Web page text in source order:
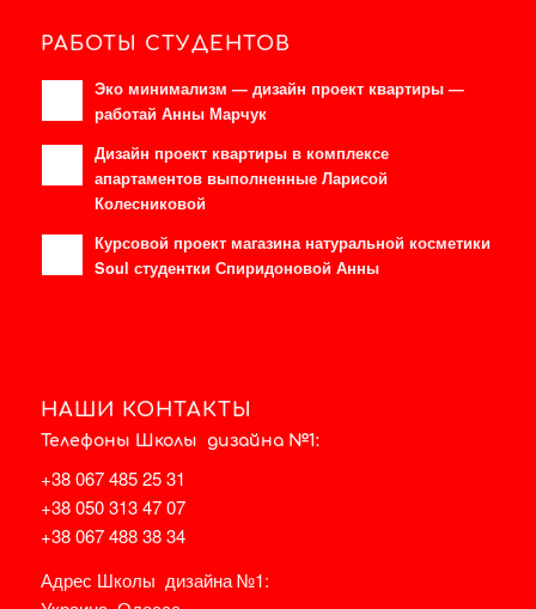
РАБОТЫ СТУДЕНТОВ
Эко минимализм — дизайн проект квартиры —
работай Анны Марчук
Дизайн проект квартиры в комплексе
апартаментов выполненные Ларисой
Колесниковой
Курсовой проект магазина натуральной косметики
Soul студентки Спиридоновой Анны
НАШИ КОНТАКТЫ
Телефоны Школы дизайна №1:
+38 067 485 25 31
+38 050 313 47 07
+38 067 488 38 34
Адрес Школы дизайна №1: